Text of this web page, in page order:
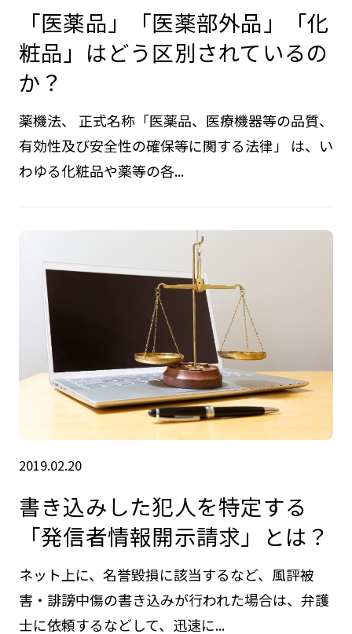
「医薬品」「医薬部外品」「化
粧品」はどう区別されているの
か？
薬機法、 正式名称「医薬品、医療機器等の品質、
有効性及び安全性の確保等に関する法律」 は、い
わゆる化粧品や薬等の各...
2019.02.20
書き込みした犯人を特定する
「発信者情報開示請求」とは？
ネット上に、名誉毀損に該当するなど、風評被
害・誹謗中傷の書き込みが行われた場合は、弁護
士に依頼するなどして、迅速に...